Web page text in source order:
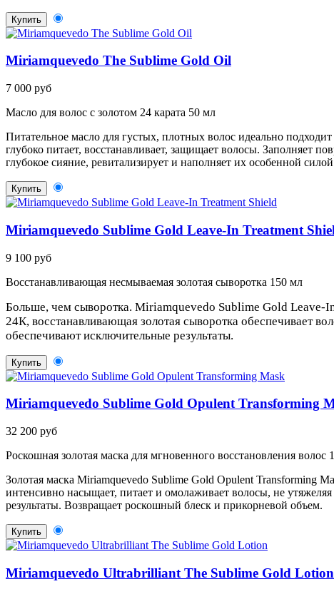
Купить
Miriamquevedo The Sublime Gold Oil
7 000 руб
Масло для волос с золотом 24 карата 50 мл
Питательное масло для густых, плотных волос идеально
глубоко питает, восстанавливает, защищает волосы. Заполняет
глубокое сияние, ревитализирует и наполняет их особенной
Купить
Miriamquevedo Sublime Gold Leave-In Treatment
9 100 руб
Восстанавливающая несмываемая золотая сыворотка 150 мл
Больше, чем сыворотка. Miriamquevedo Sublime Gold Leave-
24К, восстанавливающая золотая сыворотка обеспечивает
обеспечивают исключительные результаты.
Купить
Miriamquevedo Sublime Gold Opulent Transforming
32 200 руб
Роскошная золотая маска для мгновенного восстановления волос
Золотая маска Miriamquevedo Sublime Gold Opulent Transforming
интенсивно насыщает, питает и омолаживает волосы, не
результаты. Возвращает роскошный блеск и прикорневой объем.
Купить
Miriamquevedo Ultrabrilliant The Sublime Gold Lotion